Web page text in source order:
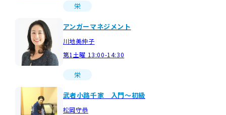
栄
アンガーマネジメント
川地美仲子
第1土曜 13:00-14:30
栄
武者小路千家 入門～初級
松岡守恭